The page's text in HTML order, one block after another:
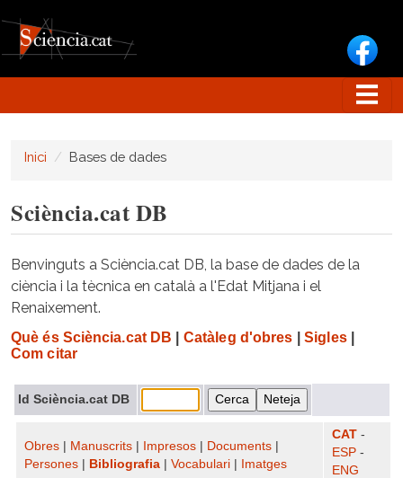
Inici Bases de dades
Sciència.cat DB
Benvinguts a Sciència.cat DB, la base de dades de la
ciència i la tècnica en català a l'Edat Mitjana i el
Renaixement.
Què és Sciència.cat DB Catàleg d'obres Sigles|
Com citar
Id Sciència.cat DB
Obres Manuscrits Impresos Documents
Persones
Bibliografia Vocabulari Imatges
CAT -
ESP -
ENG